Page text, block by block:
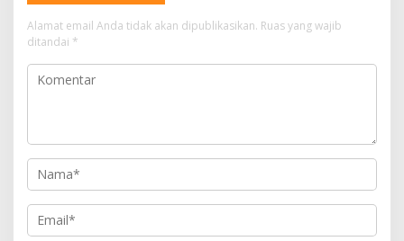
Alamat email Anda tidak akan dipublikasikan. Ruas yang wajib
ditandai *